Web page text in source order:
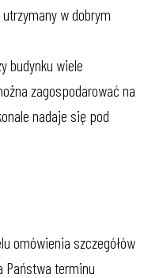
w dobrym
budynku wiele
zagospodarować na
nadaje się pod
omówienia szczegółów
Państwa terminu